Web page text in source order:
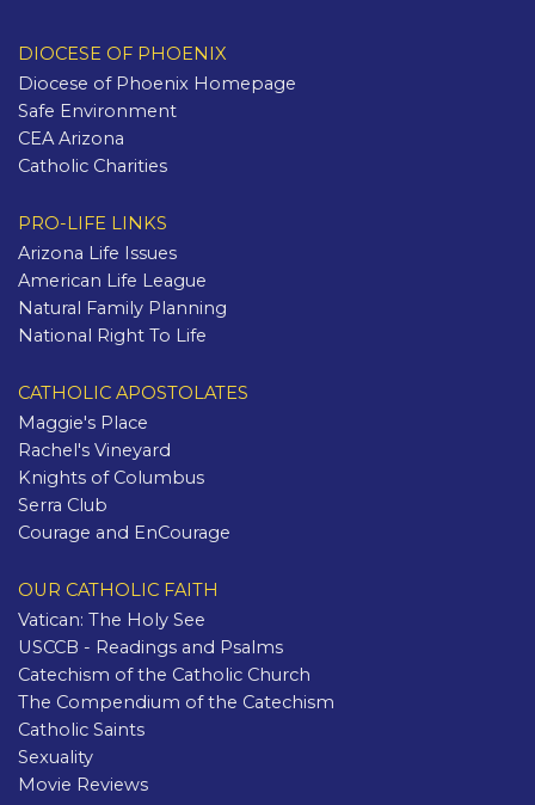
DIOCESE OF PHOENIX
Diocese of Phoenix Homepage
Safe Environment
CEA Arizona
Catholic Charities
PRO-LIFE LINKS
Arizona Life Issues
American Life League
Natural Family Planning
National Right To Life
CATHOLIC APOSTOLATES
Maggie's Place
Rachel's Vineyard
Knights of Columbus
Serra Club
Courage and EnCourage
OUR CATHOLIC FAITH
Vatican: The Holy See
USCCB - Readings and Psalms
Catechism of the Catholic Church
The Compendium of the Catechism
Catholic Saints
Sexuality
Movie Reviews